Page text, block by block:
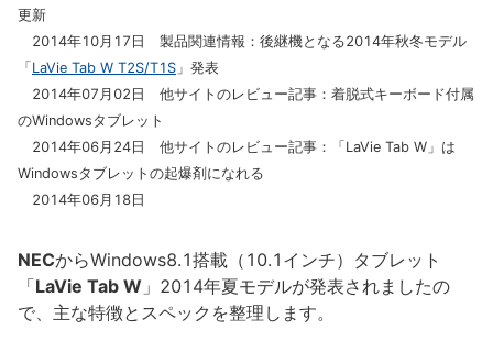
更新
2014年10月17日 製品関連情報：後継機となる2014年秋冬モデル
「 LaVie Tab W T2S/T1S 」発表
2014年07月02日 他サイトのレビュー記事：着脱式キーボード付属
のWindowsタブレット
2014年06月24日 他サイトのレビュー記事：「LaVie Tab W」は
Windowsタブレットの起爆剤になれる
2014年06月18日
NECからWindows8.1搭載（10.1インチ）タブレット
「LaVie Tab W 」2014年夏モデルが発表されましたの
で、主な特徴とスペックを整理します。